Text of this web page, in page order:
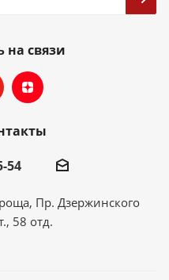
на связи
54
Пр. Дзержинского
58 отд.